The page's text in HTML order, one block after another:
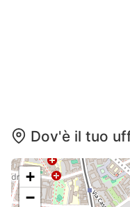
Dov'è il tuo
+
−